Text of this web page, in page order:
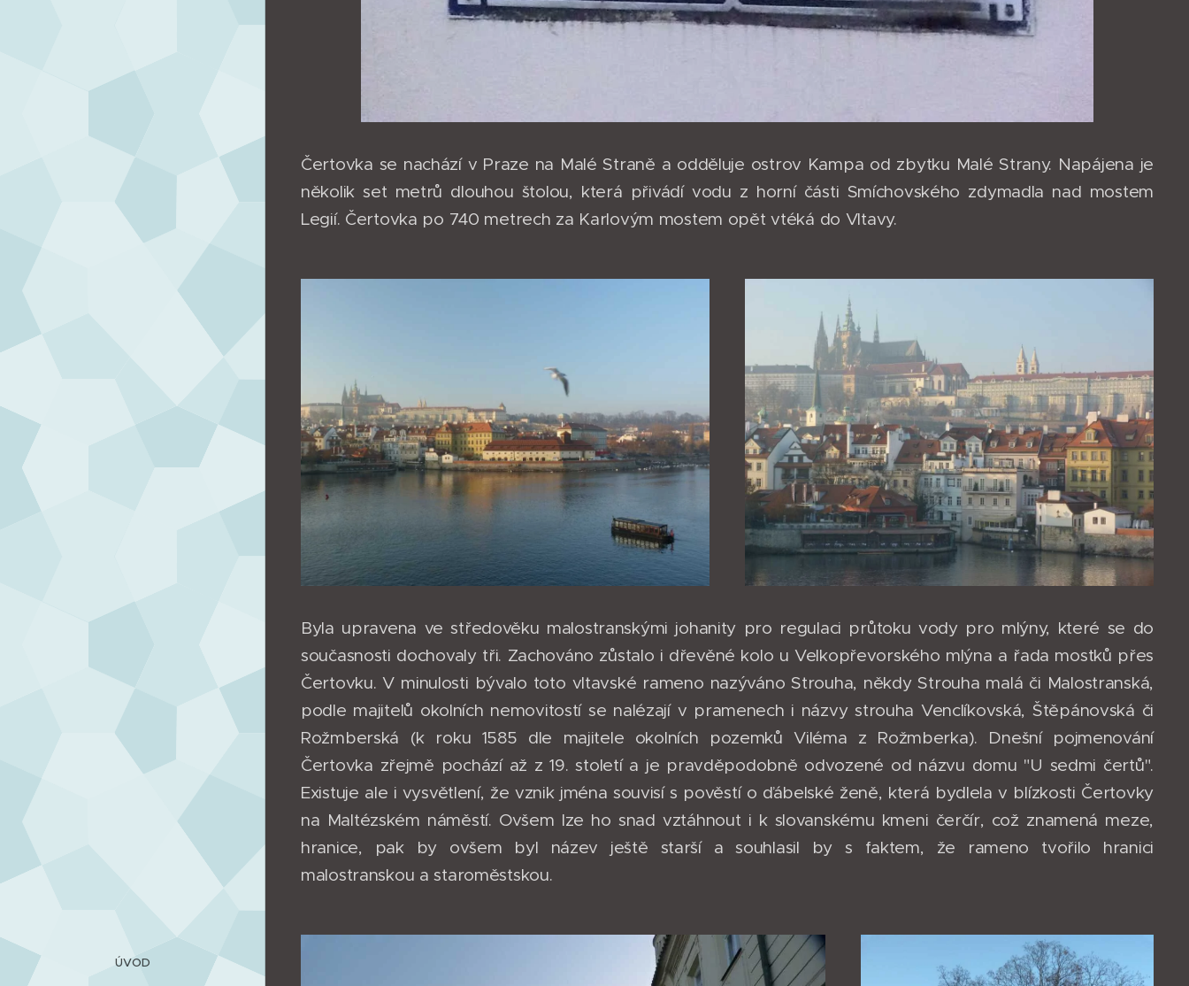
ÚVOD
Čertovka se nachází v Praze na Malé Straně a odděluje ostrov Kampa od zbytku Malé Strany. Napájena je
několik set metrů dlouhou štolou, která přivádí vodu z horní části Smíchovského zdymadla nad mostem
Legií. Čertovka po 740 metrech za Karlovým mostem opět vtéká do Vltavy.
Byla upravena ve středověku malostranskými johanity pro regulaci průtoku vody pro mlýny, které se do
současnosti dochovaly tři. Zachováno zůstalo i dřevěné kolo u Velkopřevorského mlýna a řada mostků přes
Čertovku. V minulosti bývalo toto vltavské rameno nazýváno Strouha, někdy Strouha malá či Malostranská,
podle majitelů okolních nemovitostí se nalézají v pramenech i názvy strouha Venclíkovská, Štěpánovská či
Rožmberská (k roku 1585 dle majitele okolních pozemků Viléma z Rožmberka). Dnešní pojmenování
Čertovka zřejmě pochází až z 19. století a je pravděpodobně odvozené od názvu domu "U sedmi čertů".
Existuje ale i vysvětlení, že vznik jména souvisí s pověstí o ďábelské ženě, která bydlela v blízkosti Čertovky
na Maltézském náměstí. Ovšem lze ho snad vztáhnout i k slovanskému kmeni čerčír, což znamená meze,
hranice, pak by ovšem byl název ještě starší a souhlasil by s faktem, že rameno tvořilo hranici
malostranskou a staroměstskou.